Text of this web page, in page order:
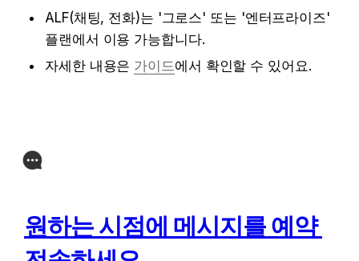
ALF(채팅, 전화)는 '그로스' 또는 '엔터프라이즈'
플랜에서 이용 가능합니다.
자세한 내용은 가이드에서 확인할 수 있어요.
원하는 시점에 메시지를 예약